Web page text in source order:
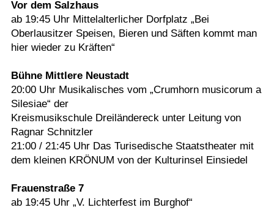
Vor dem Salzhaus
ab 19:45 Uhr Mittelalterlicher Dorfplatz „Bei
Oberlausitzer Speisen, Bieren und Säften kommt man
hier wieder zu Kräften“
Bühne Mittlere Neustadt
20:00 Uhr Musikalisches vom „Crumhorn musicorum a
Silesiae“ der
Kreismusikschule Dreiländereck unter Leitung von
Ragnar Schnitzler
21:00 / 21:45 Uhr Das Turisedische Staatstheater mit
dem kleinen KRÖNUM von der Kulturinsel Einsiedel
Frauenstraße 7
ab 19:45 Uhr „V. Lichterfest im Burghof“